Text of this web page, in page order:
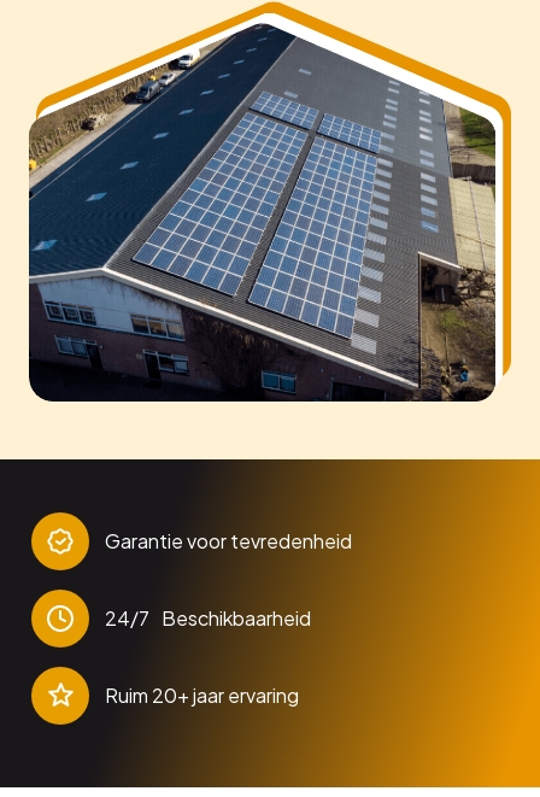
Garantie voor tevredenheid
24/7 Beschikbaarheid
Ruim 20+ jaar ervaring